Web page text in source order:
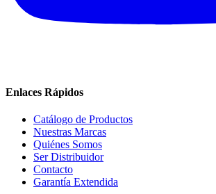
Enlaces Rápidos
Catálogo de Productos
Nuestras Marcas
Quiénes Somos
Ser Distribuidor
Contacto
Garantía Extendida